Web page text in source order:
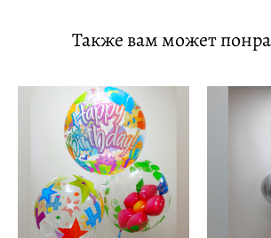
Также вам может